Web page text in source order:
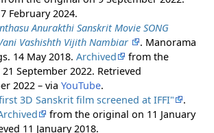
February2024.
Movie SONG
Asokan.P.K Vani Vashishth Vijith Nambiar
. Manorama
14 May 2018.Archived
from the
September 2022. Retrieved
2022 – viaYouTube.
3D Sanskrit film screened at IFFI"
.
from the original on 11 January
11 January2018.